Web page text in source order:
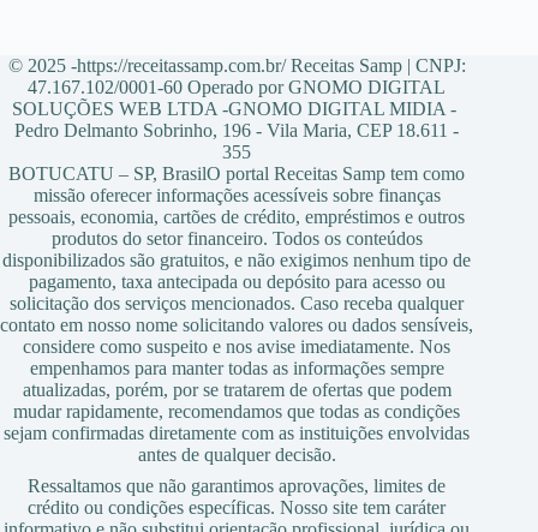
© 2025 -https://receitassamp.com.br/ Receitas Samp | CNPJ:
47.167.102/0001-60 Operado por GNOMO DIGITAL
SOLUÇÕES WEB LTDA -GNOMO DIGITAL MIDIA -
Pedro Delmanto Sobrinho, 196 - Vila Maria, CEP 18.611 -
355
BOTUCATU – SP, BrasilO portal Receitas Samp tem como
missão oferecer informações acessíveis sobre finanças
pessoais, economia, cartões de crédito, empréstimos e outros
produtos do setor financeiro. Todos os conteúdos
disponibilizados são gratuitos, e não exigimos nenhum tipo de
pagamento, taxa antecipada ou depósito para acesso ou
solicitação dos serviços mencionados. Caso receba qualquer
contato em nosso nome solicitando valores ou dados sensíveis,
considere como suspeito e nos avise imediatamente. Nos
empenhamos para manter todas as informações sempre
atualizadas, porém, por se tratarem de ofertas que podem
mudar rapidamente, recomendamos que todas as condições
sejam confirmadas diretamente com as instituições envolvidas
antes de qualquer decisão.
Ressaltamos que não garantimos aprovações, limites de
crédito ou condições específicas. Nosso site tem caráter